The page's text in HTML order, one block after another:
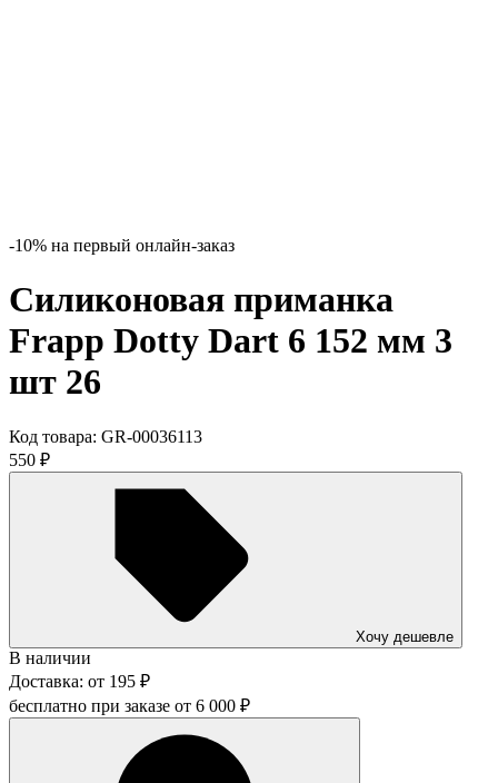
-10% на первый онлайн-заказ
Силиконовая приманка
Frapp Dotty Dart 6 152 мм 3
шт 26
Код товара: GR-00036113
550 ₽
Хочу дешевле
В наличии
Доставка: от 195 ₽
бесплатно при заказе от 6 000 ₽